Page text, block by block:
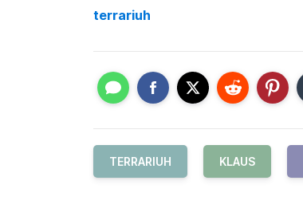
terrariuh
TERRARIUH KLAUS